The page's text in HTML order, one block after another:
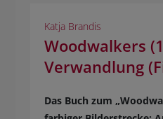
Katja Brandis
Woodwalkers
Verwandlung
Das Buch zum